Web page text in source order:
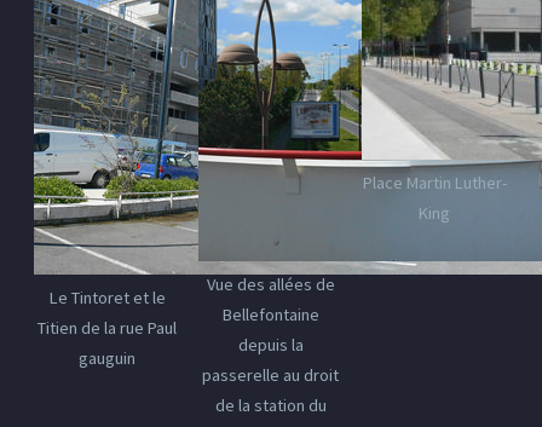
Le Tintoret et le
Titien de la rue Paul
gauguin
Vue des allées de
Bellefontaine
depuis la
passerelle au droit
de la station du
Place Martin Luther-
King